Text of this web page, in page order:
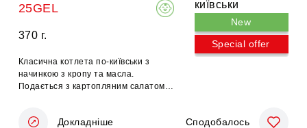
25GEL
370 г.
Класична котлета по-київськи з
начинкою з кропу та масла.
Подається з картопляним салатом,
New
Special offer
Докладніше Сподобалось